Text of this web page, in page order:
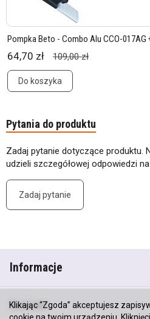
Pompka Beto - Combo Alu CCO-
64,70 zł 109,00 zł
Do koszyka
Pytania do produktu
Zadaj pytanie dotyczące produktu.
udzieli szczegółowej odpowiedzi
Zadaj pytanie
Informacje
Kontakt
Klikając “Zgoda” akceptujesz